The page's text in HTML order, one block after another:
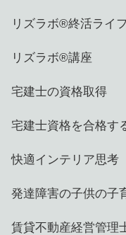
リズラボ®️終活ライフ
リズラボ®️講座
宅建士の資格取得
宅建士資格を合格す
快適インテリア思考
発達障害の子供の子
賃貸不動産経営管理